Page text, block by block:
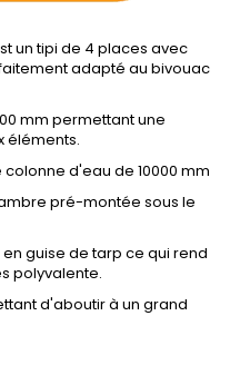
un tipi de 4 places avec
adapté au bivouac
mm permettant une
éléments.
d'eau de 10000 mm
pré-montée sous le
guise de tarp ce qui rend
polyvalente.
d'aboutir à un grand